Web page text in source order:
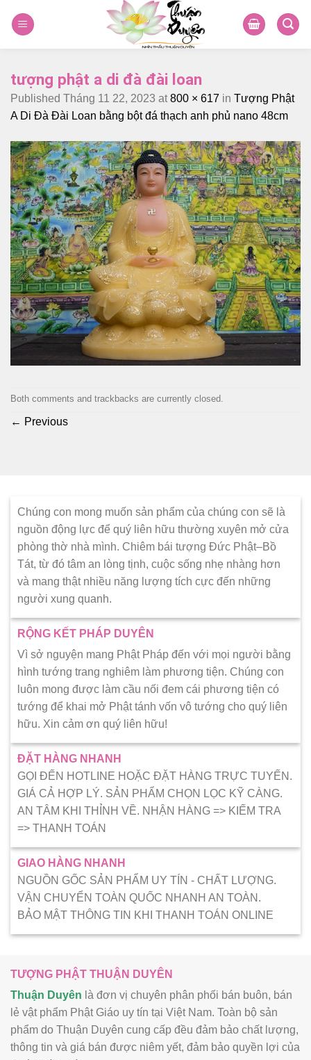
tượng phật a di đà đài loan
Published Tháng 11 22, 2023 at 800 × 617 in Tượng Phật
A Di Đà Đài Loan bằng bột đá thạch anh phủ nano 48cm
Both comments and trackbacks are currently closed.
← Previous
Chúng con mong muốn sản phẩm của chúng con sẽ là
nguồn động lực để quý liên hữu thường xuyên mở cửa
phòng thờ nhà mình. Chiêm bái tượng Đức Phật–Bồ
Tát, từ đó tâm an lòng tịnh, cuộc sống nhẹ nhàng hơn
và mang thật nhiều năng lượng tích cực đến những
người xung quanh.
RỘNG KẾT PHÁP DUYÊN
Vì sở nguyện mang Phật Pháp đến với mọi người bằng
hình tướng trang nghiêm làm phương tiện. Chúng con
luôn mong được làm cầu nối đem cái phương tiện có
tướng để khai mở Phật tánh vốn vô tướng cho quý liên
hữu. Xin cảm ơn quý liên hữu!
ĐẶT HÀNG NHANH
GỌI ĐẾN HOTLINE HOẶC ĐẶT HÀNG TRỰC TUYẾN.
GIÁ CẢ HỢP LÝ. SẢN PHẨM CHỌN LỌC KỸ CÀNG.
AN TÂM KHI THỈNH VỀ. NHẬN HÀNG => KIẾM TRA
=> THANH TOÁN
GIAO HÀNG NHANH
NGUỒN GỐC SẢN PHẨM UY TÍN - CHẤT LƯỢNG.
VẬN CHUYỂN TOÀN QUỐC NHANH AN TOÀN.
BẢO MẬT THÔNG TIN KHI THANH TOÁN ONLINE
TƯỢNG PHẬT THUẬN DUYÊN
Thuận Duyên là đơn vị chuyên phân phối bán buôn, bán
lẻ vật phẩm Phật Giáo uy tín tại Việt Nam. Toàn bộ sản
phẩm do Thuận Duyên cung cấp đều đảm bảo chất lượng,
thông tin và giá bán được niêm yết, đảm bảo quyền lợi của